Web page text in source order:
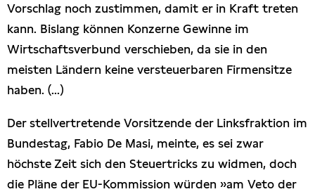
Vorschlag noch zustimmen, damit er in Kraft treten
kann. Bislang können Konzerne Gewinne im
Wirtschaftsverbund verschieben, da sie in den
meisten Ländern keine versteuerbaren Firmensitze
haben. (...)
Der stellvertretende Vorsitzende der Linksfraktion im
Bundestag, Fabio De Masi, meinte, es sei zwar
höchste Zeit sich den Steuertricks zu widmen, doch
die Pläne der EU-Kommission würden »am Veto der